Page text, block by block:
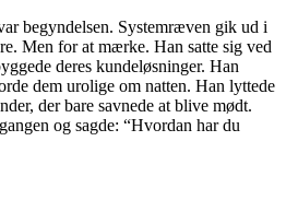
begyndelsen. Systemræven gik ud i
Men for at mærke. Han satte sig ved
deres kundeløsninger. Han
dem urolige om natten. Han lyttede
der bare savnede at blive mødt.
og sagde: “Hvordan har du